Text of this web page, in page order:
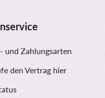
und Zahlungsarten
den Vertrag hier